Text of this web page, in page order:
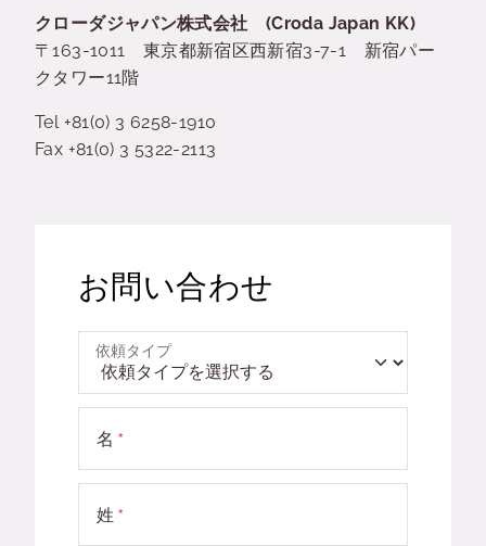
クローダジャパン株式会社 (Croda Japan KK)
〒163-1011 東京都新宿区西新宿3-7-1 新宿パー
クタワー11階
Tel +81(0) 3 6258-1910
Fax +81(0) 3 5322-2113
お問い合わせ
依頼タイプ
名
姓